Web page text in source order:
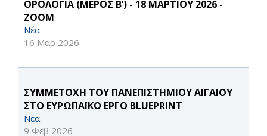
ΟΡΟΛΟΓΙΑ (ΜΕΡΟΣ Β’) - 18 ΜΑΡΤΙΟΥ 2026 -
ZOOM
Νέα
16 Μαρ 2026
ΣΥΜΜΕΤΟΧΗ ΤΟΥ ΠΑΝΕΠΙΣΤΗΜΙΟΥ ΑΙΓΑΙΟΥ
ΣΤΟ ΕΥΡΩΠΑΪΚΟ ΕΡΓΟ BLUEPRINT
Νέα
9 Φεβ 2026